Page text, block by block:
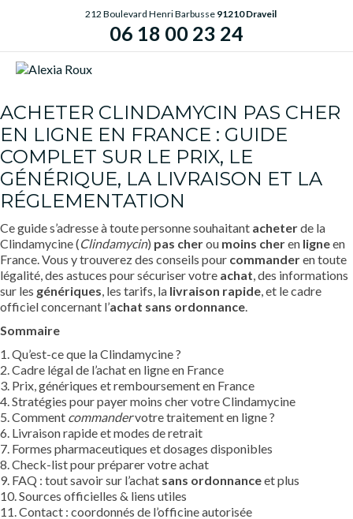
212 Boulevard Henri Barbusse 91210 Draveil
06 18 00 23 24
ACHETER CLINDAMYCIN PAS CHER
EN LIGNE EN FRANCE : GUIDE
COMPLET SUR LE PRIX, LE
GÉNÉRIQUE, LA LIVRAISON ET LA
RÉGLEMENTATION
Ce guide s’adresse à toute personne souhaitant acheterde la
Clindamycine (Clindamycin) pas cherou moins cheren ligneen
France. Vous y trouverez des conseils pour commanderen toute
légalité, des astuces pour sécuriser votre achat, des informations
sur les génériques, les tarifs, la livraison rapide, et le cadre
officiel concernant l’achat sans ordonnance.
Sommaire
1. Qu’est-ce que la Clindamycine ?
2. Cadre légal de l’achat en ligne en France
3. Prix, génériques et remboursement en France
4. Stratégies pour payer moins cher votre Clindamycine
5. Comment commandervotre traitement en ligne ?
6. Livraison rapide et modes de retrait
7. Formes pharmaceutiques et dosages disponibles
8. Check-list pour préparer votre achat
9. FAQ : tout savoir sur l’achat sans ordonnanceet plus
10. Sources officielles & liens utiles
11. Contact : coordonnés de l’officine autorisée